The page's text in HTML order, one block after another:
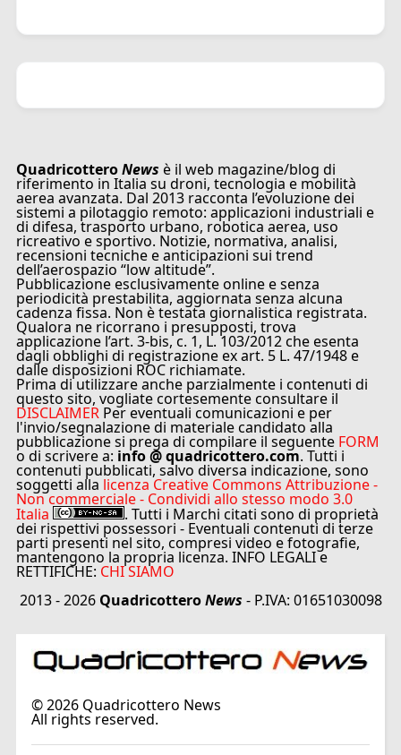
QuadricotteroNews è il web magazine/blog di
riferimento in Italia su droni, tecnologia e mobilità
aerea avanzata. Dal 2013 racconta l’evoluzione dei
sistemi a pilotaggio remoto: applicazioni industriali e
di difesa, trasporto urbano, robotica aerea, uso
ricreativo e sportivo. Notizie, normativa, analisi,
recensioni tecniche e anticipazioni sui trend
dell’aerospazio “low altitude”.
Pubblicazione esclusivamente online e senza
periodicità prestabilita, aggiornata senza alcuna
cadenza fissa. Non è testata giornalistica registrata.
Qualora ne ricorrano i presupposti, trova
applicazione l’art. 3-bis, c. 1, L. 103/2012 che esenta
dagli obblighi di registrazione ex art. 5 L. 47/1948 e
dalle disposizioni ROC richiamate.
Prima di utilizzare anche parzialmente i contenuti di
questo sito, vogliate cortesemente consultare il
DISCLAIMER Per eventuali comunicazioni e per
l'invio/segnalazione di materiale candidato alla
pubblicazione si prega di compilare il seguente FORM
o di scrivere a: info @ quadricottero.com. Tutti i
contenuti pubblicati, salvo diversa indicazione, sono
soggetti alla licenza Creative Commons Attribuzione -
Non commerciale - Condividi allo stesso modo 3.0
Italia . Tutti i Marchi citati sono di proprietà
dei rispettivi possessori - Eventuali contenuti di terze
parti presenti nel sito, compresi video e fotografie,
mantengono la propria licenza. INFO LEGALI e
RETTIFICHE: CHI SIAMO
2013 - 2026 QuadricotteroNews - P.IVA: 01651030098
©2026Quadricottero News
All rights reserved.